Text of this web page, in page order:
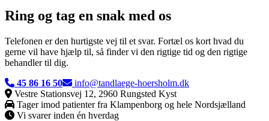
Ring og tag en snak med os
Telefonen er den hurtigste vej til et svar. Fortæl os kort hvad du
gerne vil have hjælp til, så finder vi den rigtige tid og den rigtige
behandler til dig.
45 86 16 50
info@tandlaege-hoersholm.dk
Vestre Stationsvej 12, 2960 Rungsted Kyst
Tager imod patienter fra Klampenborg og hele Nordsjælland
Vi svarer inden én hverdag